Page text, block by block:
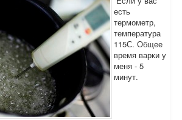
есть
термометр,
температура
115С. Общее
время варки у
меня - 5
минут.